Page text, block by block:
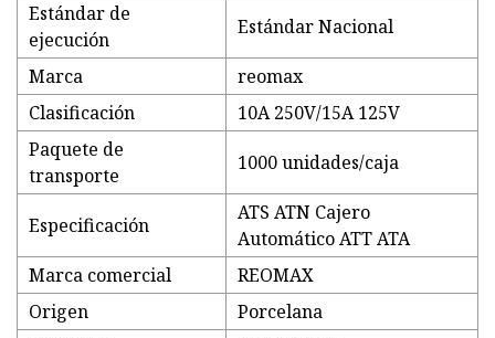
Estándar de
ejecución
Estándar Nacional
Marca
reomax
Clasificación
10A 250V/15A 125V
Paquete de
transporte
1000 unidades/caja
Especificación
ATS ATN Cajero
Automático ATT ATA
Marca comercial
REOMAX
Origen
Porcelana